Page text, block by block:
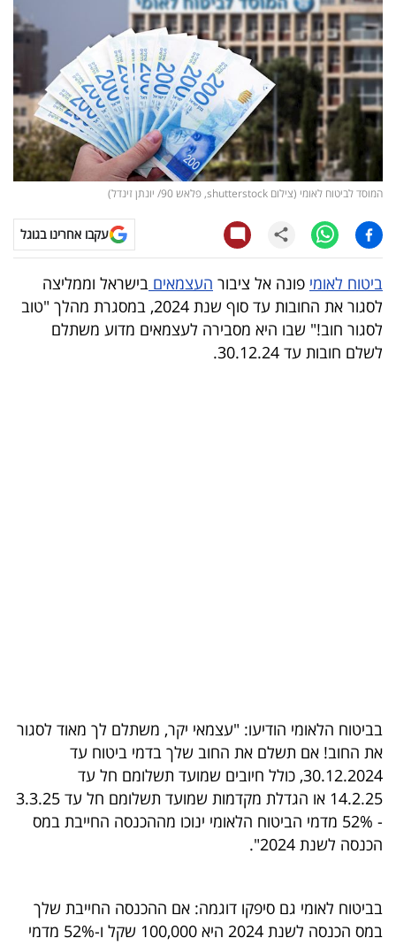
דעות
רכילות
עסקית
קריפטו
ויראלי
עסקי
ספורט
קריירה
ולימודים
המילון
הכלכלי
פודקאסט
40
40
המוסד לביטוח לאומי (צילום shutterstock, פלאש 90/ יונתן זינדל)
עקבו אחרינו בגוגל
ביטוח לאומי פונה אל ציבור העצמאים בישראל וממליצה
לסגור את החובות עד סוף שנת 2024, במסגרת מהלך "טוב
לסגור חוב!" שבו היא מסבירה לעצמאים מדוע משתלם
לשלם חובות עד 30.12.24.
בביטוח הלאומי הודיעו: "עצמאי יקר, משתלם לך מאוד לסגור
את החוב! אם תשלם את החוב שלך בדמי ביטוח עד
30.12.2024, כולל חיובים שמועד תשלומם חל עד
14.2.25 או הגדלת מקדמות שמועד תשלומם חל עד 3.3.25
- 52% מדמי הביטוח הלאומי ינוכו מההכנסה החייבת במס
הכנסה לשנת 2024".
בביטוח לאומי גם סיפקו דוגמה: אם ההכנסה החייבת שלך
במס הכנסה לשנת 2024 היא 100,000 שקל ו-52% מדמי